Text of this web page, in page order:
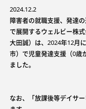
2024.12.2
障害者の就職支援、発達
で展開するウェルビー株
大田誠）は、2024年12月
市）で児童発達支援（0歳
ました。
なお、「放課後等デイサ